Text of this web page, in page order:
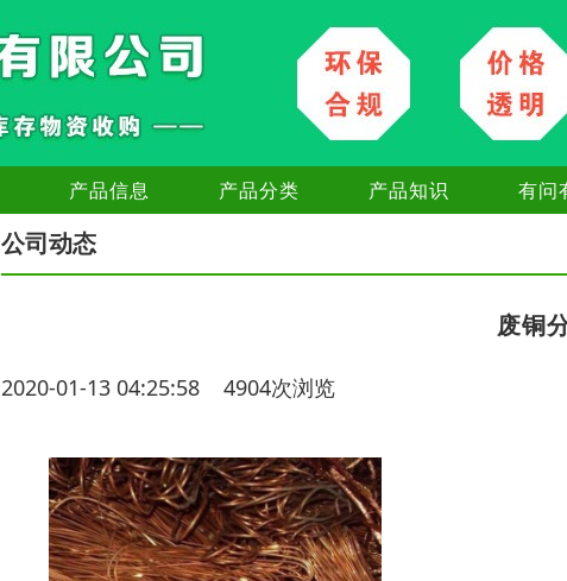
产品信息 产品分类 产品知识 有问
公司动态
废铜
2020-01-13 04:25:58 4904次浏览